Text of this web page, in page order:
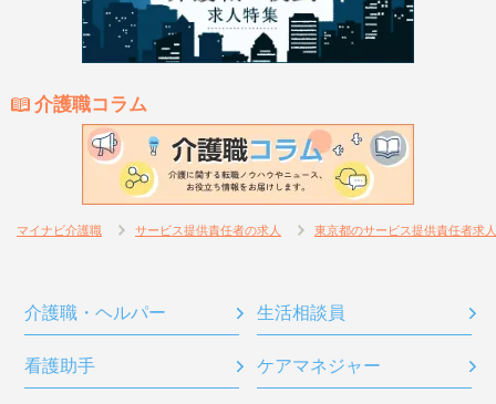
介護職コラム
マイナビ介護職 サービス提供責任者の求人 東京都のサービス提供責任者求人
介護職・ヘルパー 生活相談員
看護助手 ケアマネジャー